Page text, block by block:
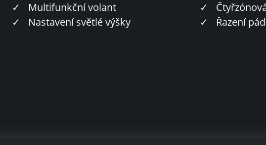
✓
Multifunkční volant
✓
Nastavení světlé výšky
✓
✓
Řazení